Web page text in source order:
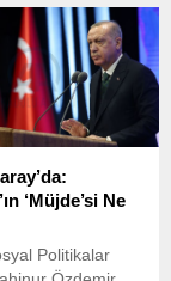
‘Müjde’si Ne
Politikalar